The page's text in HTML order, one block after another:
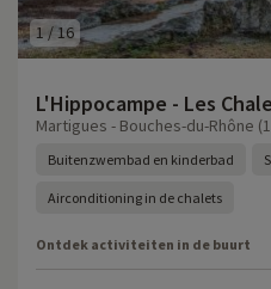
1 / 16
L'Hippocampe - Les
Martigues - Bouches-du-Rhône
Buitenzwembad en kinderbad
Airconditioning in de chalets
Ontdek activiteiten in de buurt